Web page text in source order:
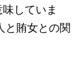
していま
と賄女との関